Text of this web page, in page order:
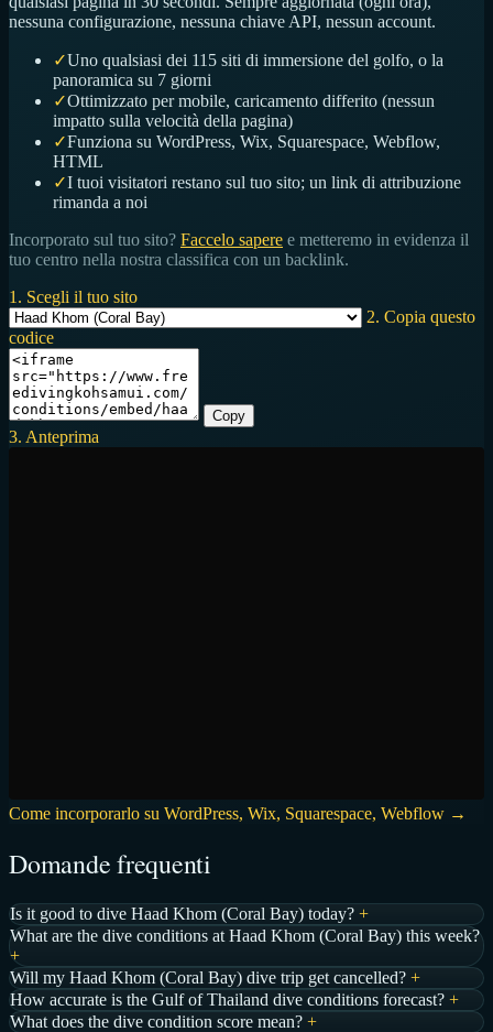
nessuna configurazione, nessuna chiave API, nessun account.
✓Uno qualsiasi dei 115 siti di immersione del golfo, o la
panoramica su 7 giorni
✓Ottimizzato per mobile, caricamento differito (nessun
impatto sulla velocità della pagina)
✓Funziona su WordPress, Wix, Squarespace, Webflow,
HTML
✓I tuoi visitatori restano sul tuo sito; un link di attribuzione
rimanda a noi
Incorporato sul tuo sito? Faccelo sapere e metteremo in evidenza il
tuo centro nella nostra classifica con un backlink.
1. Scegli il tuo sito
2. Copia questo
codice
Copy
3. Anteprima
Come incorporarlo su WordPress, Wix, Squarespace, Webflow →
Domande frequenti
Is it good to dive Haad Khom (Coral Bay) today? +
What are the dive conditions at Haad Khom (Coral Bay) this week?
+
Will my Haad Khom (Coral Bay) dive trip get cancelled? +
How accurate is the Gulf of Thailand dive conditions forecast? +
What does the dive condition score mean? +